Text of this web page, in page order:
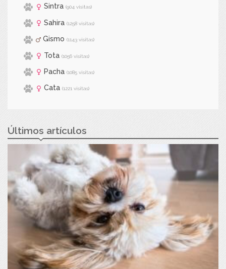
Sintra (904 visitas)
Sahira (1258 visitas)
Gismo (1143 visitas)
Tota (1056 visitas)
Pacha (1085 visitas)
Cata (1221 visitas)
Últimos artículos